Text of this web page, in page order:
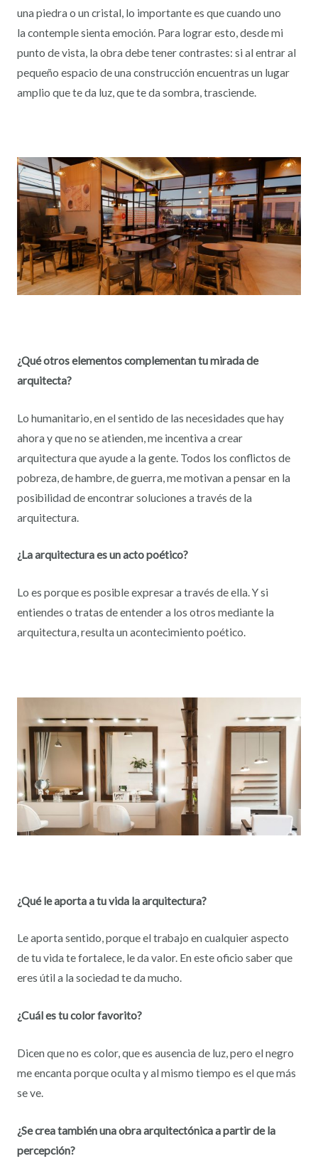
una piedra o un cristal, lo importante es que cuando uno
la contemple sienta emoción. Para lograr esto, desde mi
punto de vista, la obra debe tener contrastes: si al entrar al
pequeño espacio de una construcción encuentras un lugar
amplio que te da luz, que te da sombra, trasciende.
¿Qué otros elementos complementan tu mirada de
arquitecta?
Lo humanitario, en el sentido de las necesidades que hay
ahora y que no se atienden, me incentiva a crear
arquitectura que ayude a la gente. Todos los conflictos de
pobreza, de hambre, de guerra, me motivan a pensar en la
posibilidad de encontrar soluciones a través de la
arquitectura.
¿La arquitectura es un acto poético?
Lo es porque es posible expresar a través de ella. Y si
entiendes o tratas de entender a los otros mediante la
arquitectura, resulta un acontecimiento poético.
¿Qué le aporta a tu vida la arquitectura?
Le aporta sentido, porque el trabajo en cualquier aspecto
de tu vida te fortalece, le da valor. En este oficio saber que
eres útil a la sociedad te da mucho.
¿Cuál es tu color favorito?
Dicen que no es color, que es ausencia de luz, pero el negro
me encanta porque oculta y al mismo tiempo es el que más
se ve.
¿Se crea también una obra arquitectónica a partir de la
percepción?